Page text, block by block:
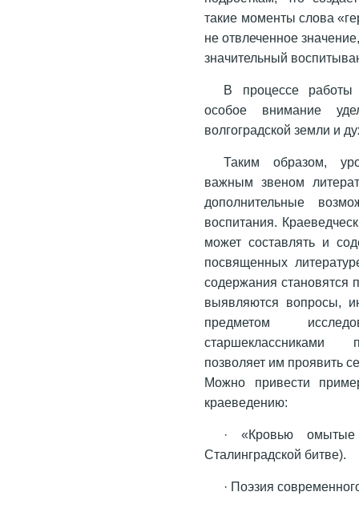
такие моменты слова
не отвлеченное
значительный
В процессе работы
особое внимание
волгоградской земли и
Таким образом,
важным звеном
дополнительные
воспитания.
может составлять и
посвященных
содержания становятся
выявляются вопросы,
предметом
старшеклассниками
позволяет им проявить
Можно привести
краеведению:
· «Кровью
Сталинградской битве).
· Поэзия